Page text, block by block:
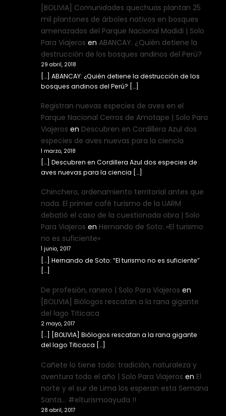
[BOLIVIA] Comunidades quechuas plantan 25
mil plantones de árboles nativos en bosques
amenazados del Parque Nacional Madidi | Solo
Para Viajeros en ABANCAY: ¿Quién detiene la
destrucción de los bosques andinos del Perú?
29 abril, 2018
[…] ABANCAY: ¿Quién detiene la destrucción de los
bosques andinos del Perú? […]
Registran nuevas especies de aves en el
Parque Nacional Cerros de Amotape | Solo Para
Viajeros en Descubren en Cordillera Azul dos
especies de aves nuevas para la ciencia
1 marzo, 2018
[…] Descubren en Cordillera Azul dos especies de
aves nuevas para la ciencia […]
Chinchero, ordenamiento territorial antes que
nada. El primer café turismo de la UARM
debatió el caso de la cuestionada obra | Solo
Para Viajeros en Hernando de Soto: «El turismo
no es suficiente»
1 junio, 2017
[…] Hernando de Soto: “El turismo no es suficiente”
[…]
De profesión, ranero | Solo Para Viajeros en
[BOLIVIA] Biólogos rescatan a la rana gigante
del lago Titicaca
2 mayo, 2017
[…] [BOLIVIA] Biólogos rescatan a la rana gigante
del lago Titicaca […]
Cañete lo tiene todo: tradición, naturaleza y
aventura todo el año | Solo Para Viajeros en El
norte y el sur de Lima los esperan esta Semana
Santa… #elturismoayuda !!
28 abril, 2017